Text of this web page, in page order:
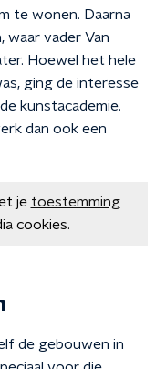
te wonen. Daarna
waar vader Van
Hoewel het hele
ging de interesse
kunstacademie.
dan ook een
je toestemming
cookies.
de gebouwen in